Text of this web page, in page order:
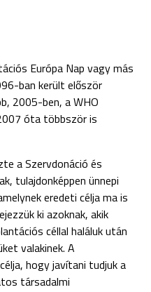
Európa Nap vagy más
ban került először
2005-ben, a WHO
óta többször is
a Szervdonáció és
tulajdonképpen ünnepi
eredeti célja ma is
ki azoknak, akik
céllal haláluk után
valakinek. A
hogy javítani tudjuk a
társadalmi